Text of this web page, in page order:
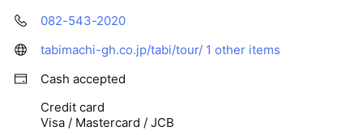
082-543-2020
tabimachi-gh.co.jp/tabi/tour/ 1 other items
Cash accepted
Credit card
Visa / Mastercard / JCB